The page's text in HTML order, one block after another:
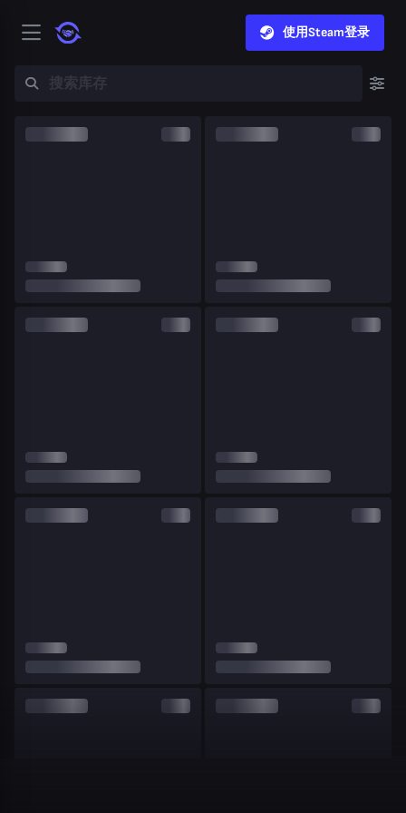
使用Steam登录